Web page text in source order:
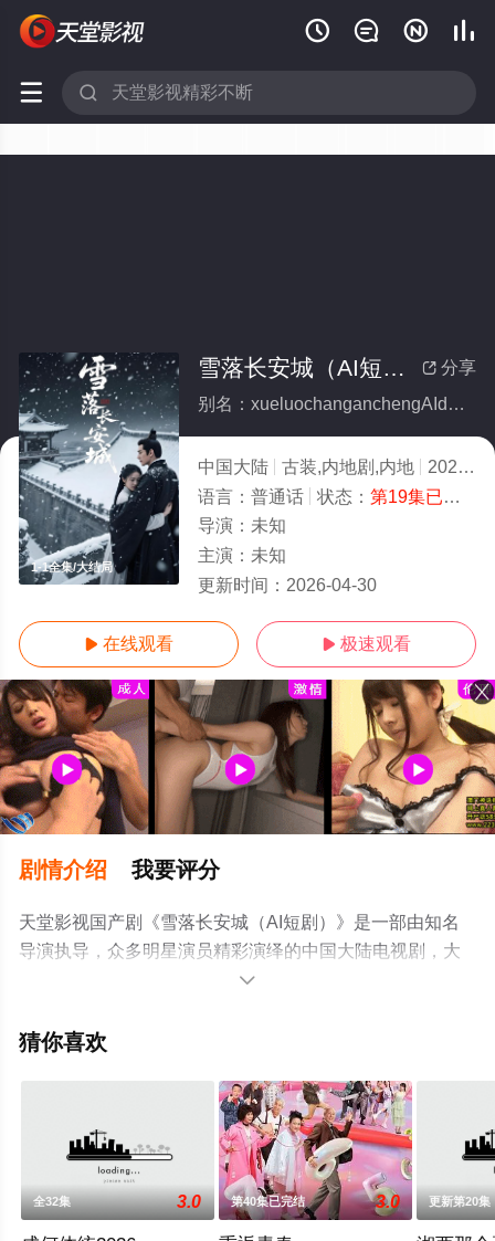
   
 
1-1全集/大结局
 分享
雪落长安城（AI短剧）(全集)
别名：xueluochanganchengAIduanju
中国大陆 古装,内地剧,内地 2026
语言： 普通话 状态： 第19集已完结
导演： 未知
主演： 未知
更新时间： 2026-04-30
 在线观看  极速观看
剧情介绍 我要评分
天堂影视国产剧《雪落长安城（AI短剧）》是一部由知名
导演执导，众多明星演员精彩演绎的中国大陆电视剧，大
结局剧情已揭晓（1-1全集），手机免费观看高清未删减完
豆瓣电视剧、电视猫或剧情网等平台了解。

猜你喜欢
全32集 3.0 第40集已完结 3.0 更新第20集